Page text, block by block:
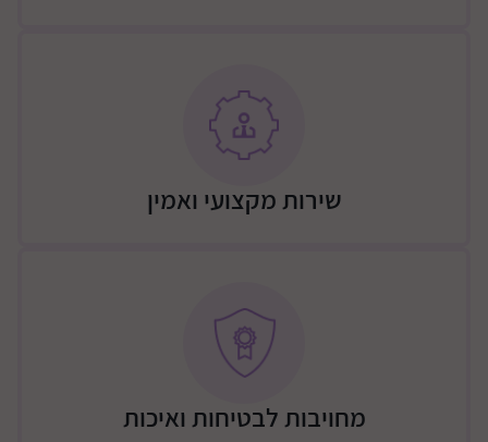
שירות מקצועי ואמין
מחויבות לבטיחות ואיכות